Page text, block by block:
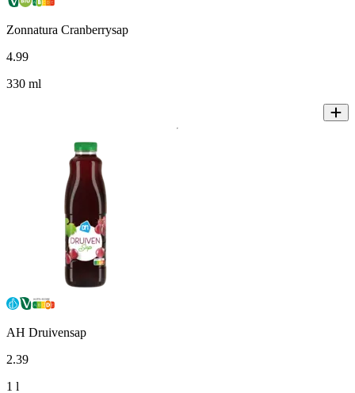
Zonnatura Cranberrysap
4.99
330 ml
AH Druivensap
2.39
1 l